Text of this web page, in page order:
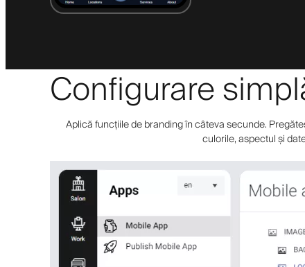
Configurare
Aplică funcțiile de branding în câteva secunde.
culorile, aspectul și